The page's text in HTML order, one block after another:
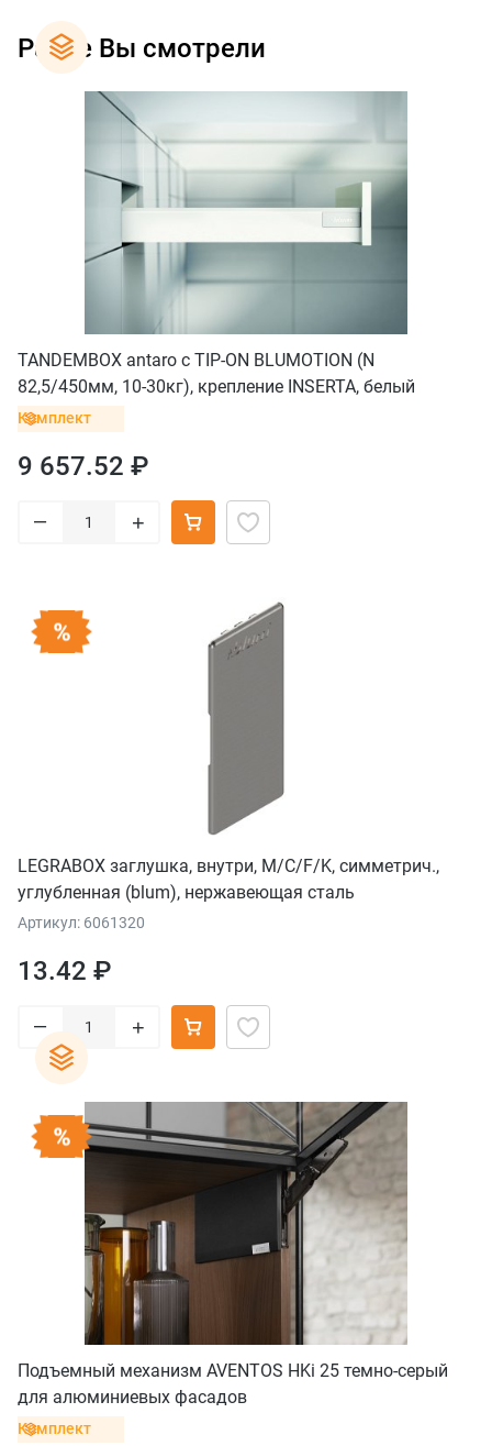
Ранее Вы смотрели
TANDEMBOX antaro с TIP-ON BLUMOTION (N
82,5/450мм, 10-30кг), крепление INSERTA, белый
Комплект
9 657.52 ₽
– +
LEGRABOX заглушка, внутри, M/C/F/K, симметрич.,
углубленная (blum), нержавеющая сталь
Артикул: 6061320
13.42 ₽
– +
Подъемный механизм AVENTOS HKi 25 темно-серый
для алюминиевых фасадов
Комплект